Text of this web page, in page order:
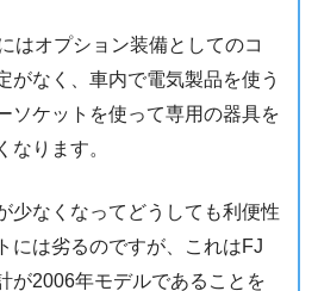
はオプション装備としてのコ
がなく、車内で電気製品を使う
ソケットを使って専用の器具を
なります。
少なくなってどうしても利便性
には劣るのですが、これはFJ
が2006年モデルであることを